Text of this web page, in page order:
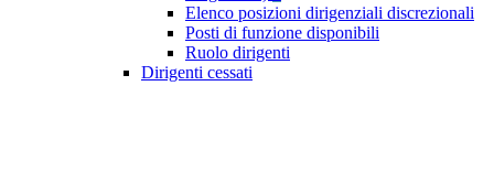
Elenco posizioni dirigenziali discrezionali
Posti di funzione disponibili
Ruolo dirigenti
Dirigenti cessati